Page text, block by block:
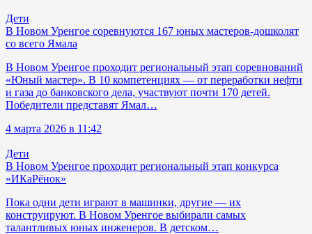
Дети
В Новом Уренгое соревнуются 167 юных мастеров-дошколят
со всего Ямала
В Новом Уренгое проходит региональный этап соревнований
«Юный мастер». В 10 компетенциях — от переработки нефти
и газа до банковского дела, участвуют почти 170 детей.
Победители представят Ямал…
4 марта 2026 в 11:42
Дети
В Новом Уренгое проходит региональный этап конкурса
«ИКаРёнок»
Пока одни дети играют в машинки, другие — их
конструируют. В Новом Уренгое выбирали самых
талантливых юных инженеров. В детском…